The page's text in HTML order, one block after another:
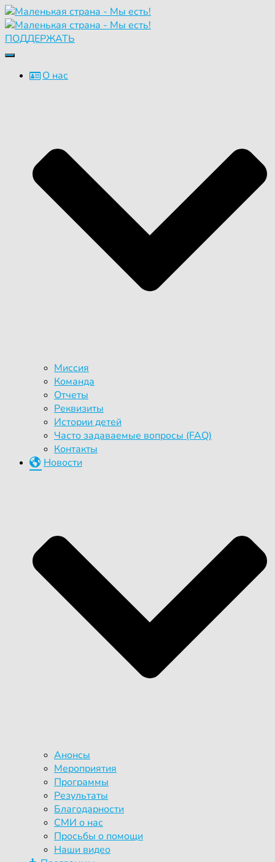
ПОДДЕРЖАТЬ
Переключить
навигациюО нас
Миссия
Команда
Отчеты
Реквизиты
Истории детей
Часто задаваемые вопросы (FAQ)
Контакты
Новости
Анонсы
Мероприятия
Программы
Результаты
Благодарности
СМИ о нас
Просьбы о помощи
Наши видео